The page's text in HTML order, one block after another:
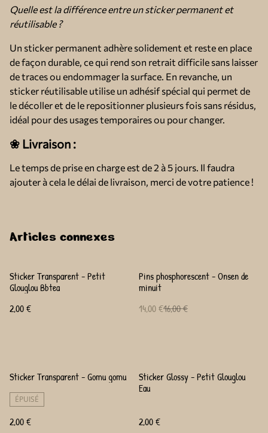
Quelle est la différence entre un sticker permanent et
réutilisable ?
Un sticker permanent adhère solidement et reste en place
de façon durable, ce qui rend son retrait difficile sans laisser
de traces ou endommager la surface. En revanche, un
sticker réutilisable utilise un adhésif spécial qui permet de
le décoller et de le repositionner plusieurs fois sans résidus,
idéal pour des usages temporaires ou pour changer.
❀ Livraison :
Le temps de prise en charge est de 2 à 5 jours. Il faudra
ajouter à cela le délai de livraison, merci de votre patience !
Articles connexes
Sticker Transparent - Petit
Glouglou Bbtea
2,00 €
%
Pins phosphorescent - Onsen de
minuit
14,00 €16,00 €
Sticker Transparent - Gomu gomu
ÉPUISÉ
2,00 €
Sticker Glossy - Petit Glouglou
Eau
2,00 €